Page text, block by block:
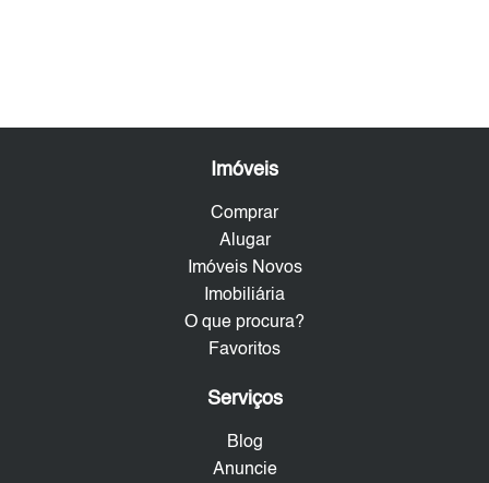
Imóveis
Comprar
Alugar
Imóveis Novos
Imobiliária
O que procura?
Favoritos
Serviços
Blog
Anuncie